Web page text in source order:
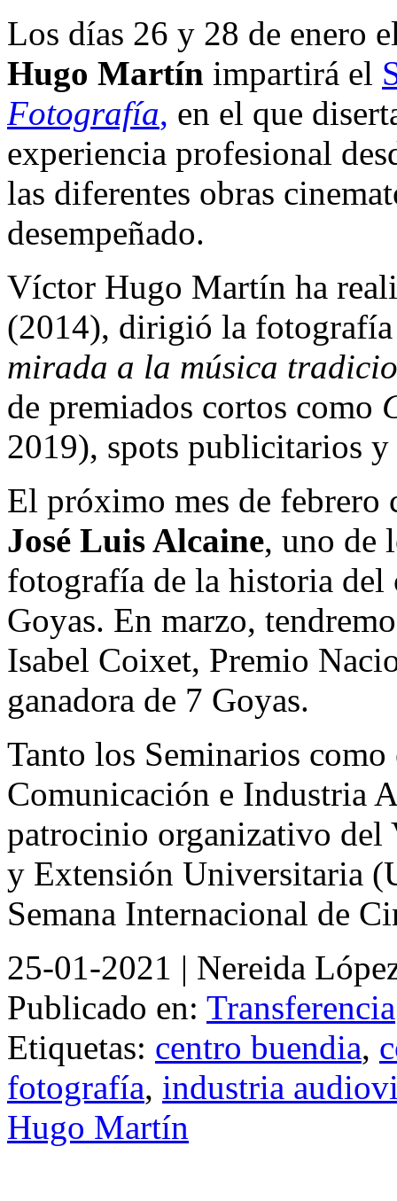
Los días 26 y 28 de enero
Hugo Martín impartirá el
Fotografía, en el que
experiencia profesional
las diferentes obras
desempeñado.
Víctor Hugo Martín ha
(2014), dirigió la
mirada a la música
de premiados cortos como
2019), spots publicitarios
El próximo mes de febrero
José Luis Alcaine, uno de
fotografía de la historia del
Goyas. En marzo,
Isabel Coixet, Premio
ganadora de 7 Goyas.
Tanto los Seminarios
Comunicación e Industria
patrocinio organizativo del
y Extensión Universitaria
Semana Internacional de
25-01-2021 | Nereida
Publicado en: Transferencia
Etiquetas: centro buendia,
fotografía, industria
Hugo Martín